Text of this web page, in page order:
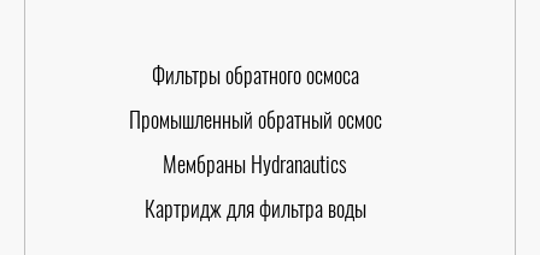
Фильтры обратного осмоса
Промышленный обратный осмос
Мембраны Hydranautics
Картридж для фильтра воды